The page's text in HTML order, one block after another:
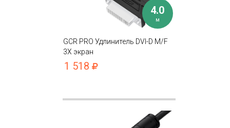
4.0
м
GCR PRO Удлинитель DVI-D M/F
3Х экран
1 518